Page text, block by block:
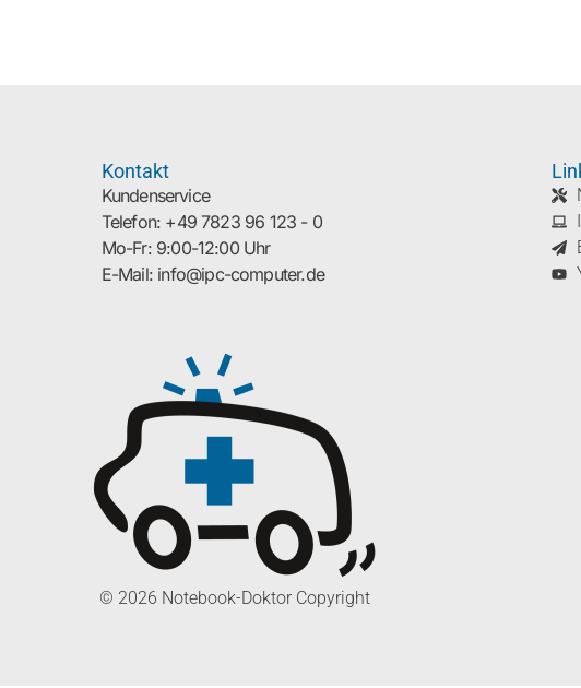
Kontakt
Kundenservice
Telefon: +49 7823 96 123 - 0
Mo-Fr: 9:00-12:00 Uhr
E-Mail: info@ipc-computer.de
© 2026 Notebook-Doktor Copyright